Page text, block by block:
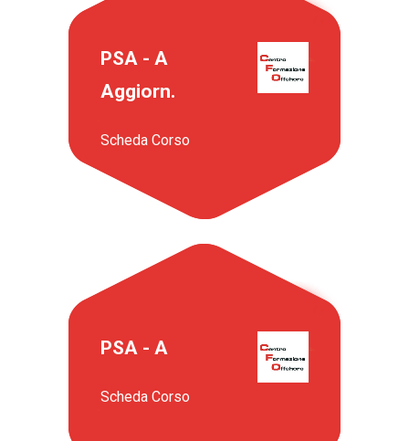
PSA - A
Aggiorn.
Scheda Corso
PSA - A
Scheda Corso